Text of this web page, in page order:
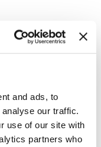
and ads, to
our traffic.
use of our site with
partners who